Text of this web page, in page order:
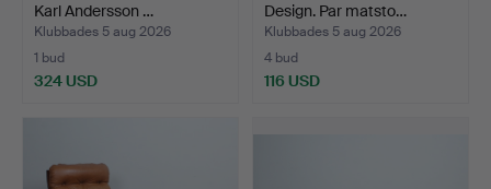
Karl Andersson …
Klubbades 5 aug 2026
1 bud
324 USD
Design. Par matsto…
Klubbades 5 aug 2026
4 bud
116 USD